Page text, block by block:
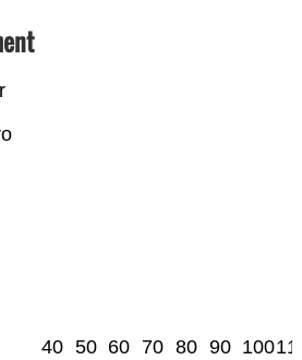
40 50 60 70 80 90 100